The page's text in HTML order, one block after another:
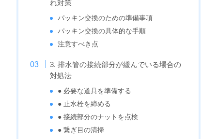
れ対策
パッキン交換のための準備事項
パッキン交換の具体的な手順
注意すべき点
3. 排水管の接続部分が緩んでいる場合の
対処法
● 必要な道具を準備する
● 止水栓を締める
● 接続部分のナットを点検
● 繋ぎ目の清掃